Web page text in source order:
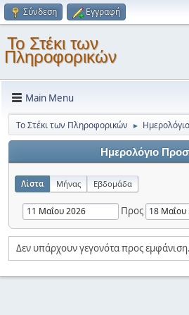
Σύνδεση Εγγραφή
Το Στέκι των
Πληροφορικών
Main Menu
Το Στέκι των Πληροφορικών ► Ημερολόγιο
Ημερολόγιο
Λίστα Μήνας Εβδομάδα
Προς
Δεν υπάρχουν γεγονότα προς εμφάνιση.